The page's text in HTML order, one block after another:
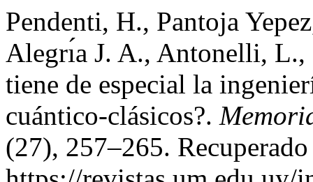
Pendenti, H., Pantoja
Alegrı́a J. A., Antonelli,
tiene de especial la
cuántico-clásicos?.
(27), 257–265.